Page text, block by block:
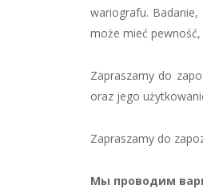
wariografu.
może mieć pewność,
Zapraszamy do
oraz jego
Zapraszamy do
Мы проводим